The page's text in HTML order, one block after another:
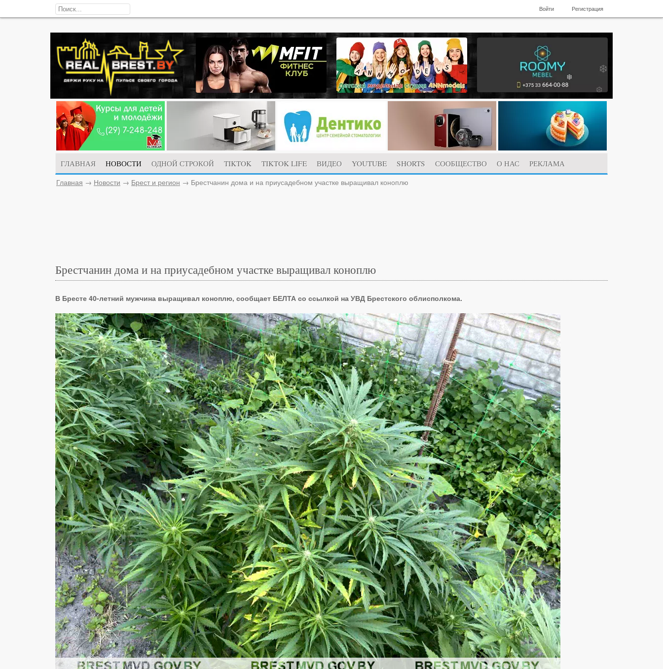
Войти Регистрация
ГЛАВНАЯ НОВОСТИ ОДНОЙ СТРОКОЙ TIKTOK TIKTOK LIFE ВИДЕО YOUTUBE SHORTS СООБЩЕСТВО О НАС
РЕКЛАМА
Главная → Новости → Брест и регион → Брестчанин дома и на приусадебном участке выращивал коноплю
Брестчанин дома и на приусадебном участке выращивал коноплю
В Бресте 40-летний мужчина выращивал коноплю, сообщает БЕЛТА со ссылкой на УВД Брестского облисполкома.